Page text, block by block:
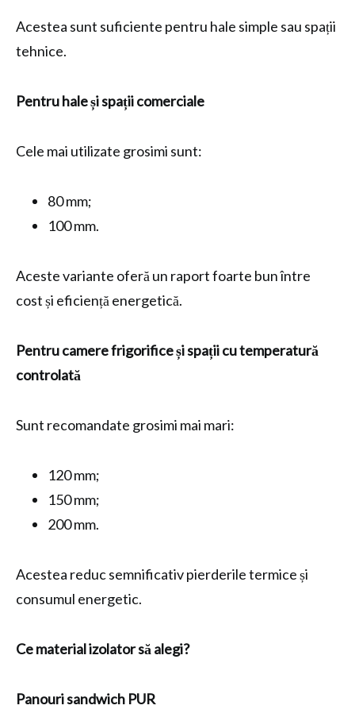
Acestea sunt suficiente pentru hale simple sau spații
tehnice.
Pentru hale și spații comerciale
Cele mai utilizate grosimi sunt:
80 mm;
100 mm.
Aceste variante oferă un raport foarte bun între
cost și eficiență energetică.
Pentru camere frigorifice și spații cu temperatură
controlată
Sunt recomandate grosimi mai mari:
120 mm;
150 mm;
200 mm.
Acestea reduc semnificativ pierderile termice și
consumul energetic.
Ce material izolator să alegi?
Panouri sandwich PUR